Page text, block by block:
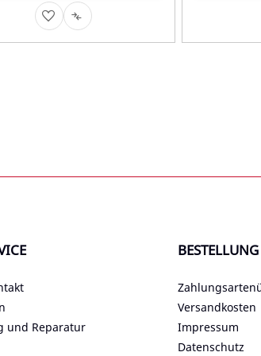
AUF
AUF
und Reparatur
Versandkosten
Impressum
Datenschutz